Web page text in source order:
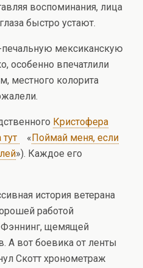
воспоминания, лица
быстро устают.
печальную мексиканскую
особенно впечатлили
местного колорита
Кристофера
« Поймай меня, если
»). Каждое его
история ветерана
работой
щемящей
А вот боевика от ленты
Скотт хронометраж